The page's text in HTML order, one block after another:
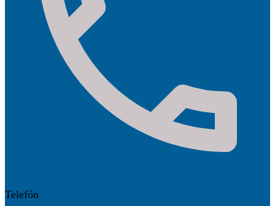
Telefón